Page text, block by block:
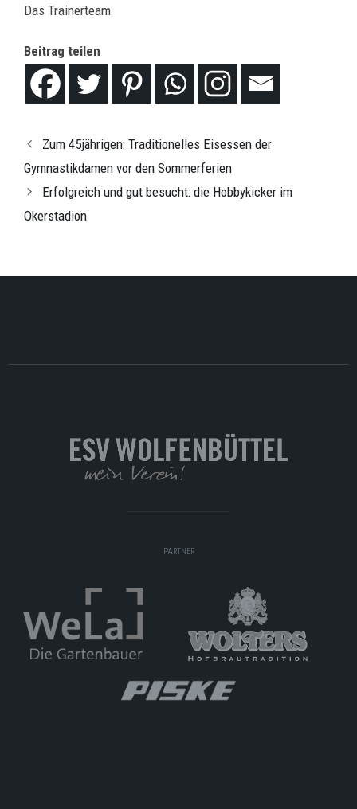
Das Trainerteam
Beitrag teilen
Zum 45jährigen: Traditionelles Eisessen der
Gymnastikdamen vor den Sommerferien
Erfolgreich und gut besucht: die Hobbykicker im
Okerstadion
PARTNER